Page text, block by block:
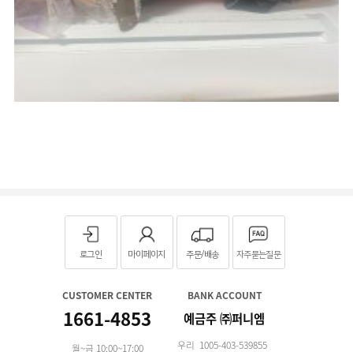
로그인 마이페이지 주문/배송 자주묻는질문
CUSTOMER CENTER
1661-4853
월~금 10:00~17:00
BANK ACCOUNT
예금주 ㈜퍼니엠
우리 1005-403-539855